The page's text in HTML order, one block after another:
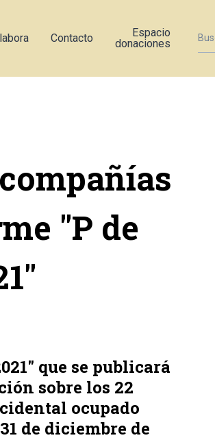
Contacto
Espacio
donaciones
"P de
que se publicará
sobre los 22
ocupado
de diciembre de